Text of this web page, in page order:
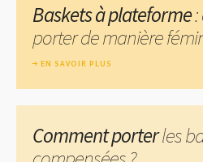
Baskets à plateforme:
porter de manière
EN SAVOIR PLUS
Comment porterles